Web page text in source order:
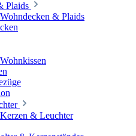
Plaids
& Plaids
& Leuchter